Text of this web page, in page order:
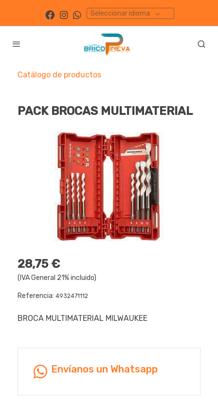
Seleccionar idioma
Catálogo de productos
PACK BROCAS MULTIMATERIAL
28,75 €
(IVA General 21% incluido)
Referencia: 4932471112
BROCA MULTIMATERIAL MILWAUKEE
Envíanos un Whatsapp